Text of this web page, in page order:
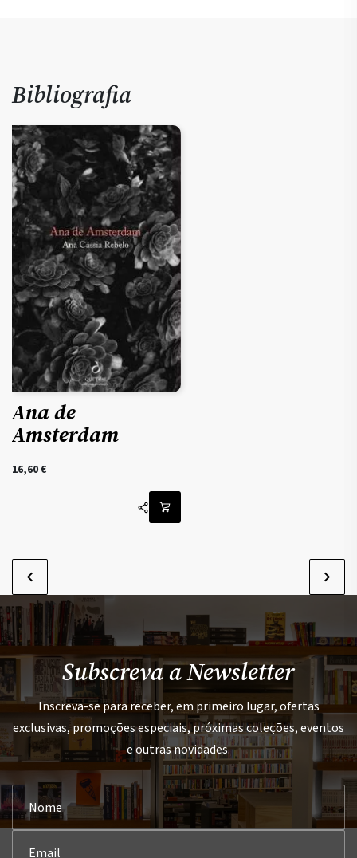
Bibliografia
Ana de
Amsterdam
16,60€
Subscreva a Newsletter
Inscreva-se para receber, em primeiro lugar, ofertas
exclusivas, promoções especiais, próximas coleções, eventos
e outras novidades.